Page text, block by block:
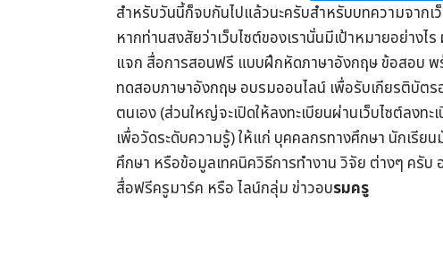
สำหรับวันนี้ก็จบกันไปแล้วนะครับสำหรับบทความจากเ
หากท่านสงสัยว่าเว็บไซต์ของเรานั่นมีเป้าหมายอย่างไ
แจก สื่อการสอนฟรี แบบฝึกหัดภาษาอังกฤษข้อสอบพ
ทดสอบภาษาอังกฤษอบรมออนไลน์ เพื่อรับเกียรติบัต
ตนเอง (ส่วนใหญ่จะเปิดให้ลงทะเบียนผ่านเว็บไซต์ลง
เพื่อวัดระดับความรู้) ให้แก่ บุคคลกรทางศึกษา นักเรี
ศึกษา หรือข้อมูลเทคนิควิธีการทำงาน วิจัย ต่างๆ ครั
สื่อฟรีครูมาร์ค หรือ ไลน์กลุ่มข่าวอบรมครู